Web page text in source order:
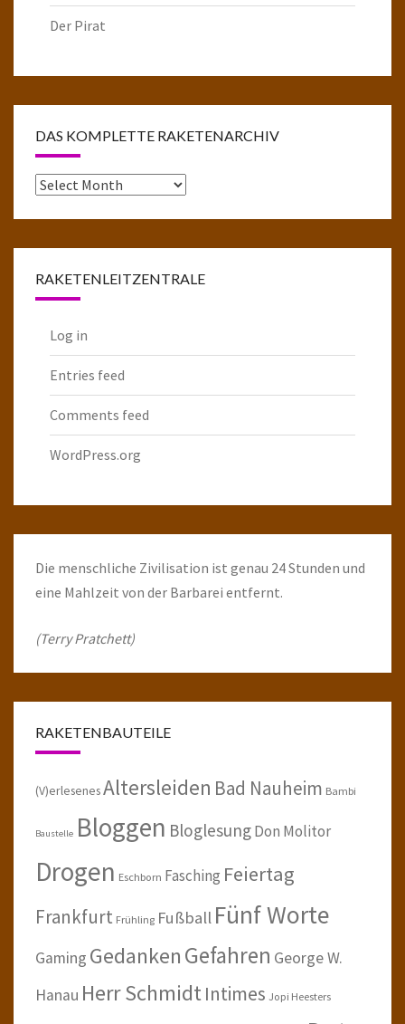
Der Pirat
DAS KOMPLETTE RAKETENARCHIV
Das
RAKETENLEITZENTRALE
Log in
Entries feed
Comments feed
WordPress.org
Die menschliche Zivilisation ist genau 24 Stunden und
eine Mahlzeit von der Barbarei entfernt.
(Terry Pratchett)
RAKETENBAUTEILE
(V)erlesenesAltersleiden Bad Nauheim Bambi
Baustelle Bloggen BloglesungDon Molitor
Drogen Eschborn Fasching Feiertag
Frankfurt Frühling Fußball Fünf Worte
Gaming GedankenGefahren George W.
Hanau Herr SchmidtIntimes Jopi Heesters